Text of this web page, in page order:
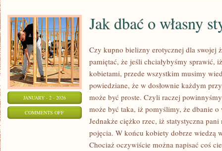
JANUARY - 2 - 2026
COMMENTS OFFON
Jak dbać o własny
Czy kupno bielizny erotycznej dla swojej
pamiętać, że jeśli chciałybyśmy sprawić,
kobietami, przede wszystkim musimy
powiedziane, że w dosłownie każdym
może być proste. Czyli raczej
może być taka, iż pomyślimy, że dbanie o
Jednakże ciężko rzec, iż statystyczna
pojęcia. W końcu kobiety dobrze wiedzą
Chociaż oczywiście można napisać coś